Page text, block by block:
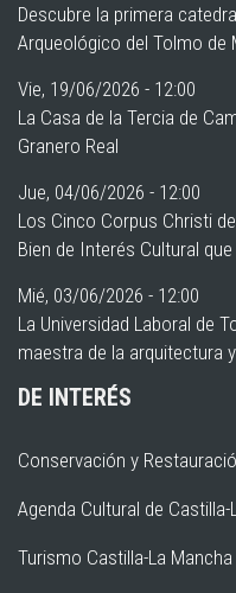
Descubre la primera
Arqueológico del Tolmo de
Vie, 19/06/2026 - 12:00
La Casa de la Tercia de
Granero Real
Jue, 04/06/2026 - 12:00
Los Cinco Corpus Christi
Bien de Interés Cultural
Mié, 03/06/2026 - 12:00
La Universidad Laboral de
maestra de la arquitectura
DE INTERÉS
Conservación y
Agenda Cultural de Castilla-
Turismo Castilla-La Mancha